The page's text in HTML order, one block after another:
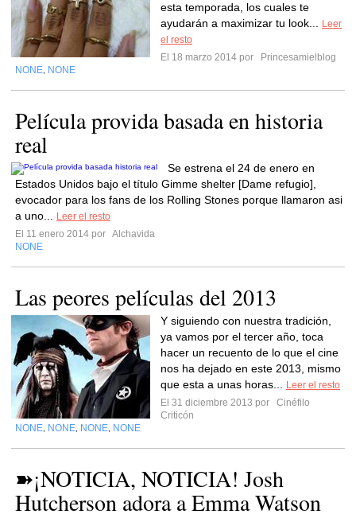
esta temporada, los cuales te
ayudarán a maximizar tu look...
Leer
el resto
El 18 marzo 2014 por
Princesamielblog
NONE NONE
Película provida basada en historia
real
Se estrena el 24 de enero en
Estados Unidos bajo el título Gimme shelter [Dame refugio],
evocador para los fans de los Rolling Stones porque llamaron asi
a uno...
Leer el resto
El 11 enero 2014 por Alchavida
NONE
Las peores películas del 2013
Y siguiendo con nuestra tradición,
ya vamos por el tercer año, toca
hacer un recuento de lo que el cine
nos ha dejado en este 2013, mismo
que esta a unas horas...
Leer el resto
El 31 diciembre 2013 por
Cinéfilo
Criticón
NONE NONE NONE NONE
➽¡NOTICIA, NOTICIA! Josh
Hutcherson adora a Emma Watson